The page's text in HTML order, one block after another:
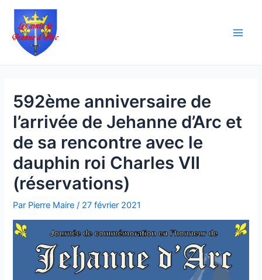
Aller
contenu
592ème anniversaire de
l’arrivée de Jehanne d’Arc et
de sa rencontre avec le
dauphin roi Charles VII
(réservations)
Par Pierre Maire/ 27 février 2021
Navigation
articles